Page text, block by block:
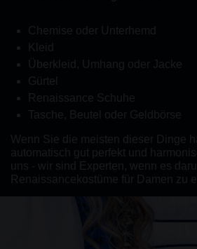
Chemise oder Unterhemd
Kleid
Überkleid, Umhang oder Jacke
Gürtel
Renaissance Schuhe
Tasche, Beutel oder Geldbörse
Wenn Sie die meisten dieser Dinge
automatisch gut perfekt und
uns - wir sind Experten, wenn es
Renaissancekostüme für Damen zu